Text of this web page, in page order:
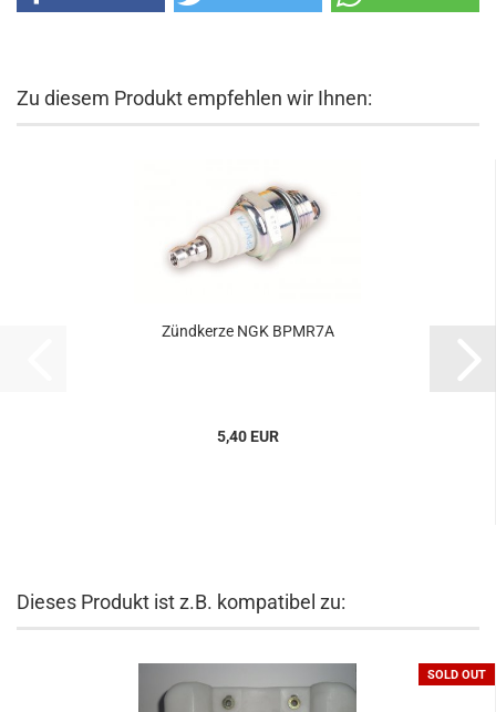
Zu diesem Produkt empfehlen wir Ihnen:
Zündkerze NGK BPMR7A
5,40 EUR
Dieses Produkt ist z.B. kompatibel zu:
SOLD OUT